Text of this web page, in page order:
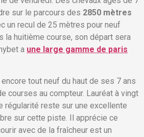
sur le parcours des 2850 mètres
un recul de 25 mètres pour neuf
la huitième course, son départ sera
a une large gamme de paris
tout neuf du haut de ses 7 ans
courses au compteur. Lauréat à vingt
régularité reste sur une excellente
sur cette piste. Il apprécie ce
avec de la fraîcheur est un